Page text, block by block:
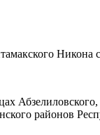
Никона
районов